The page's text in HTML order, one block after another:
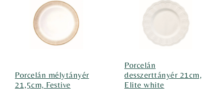
Porcelán mélytányér
21,5cm, Festive
Porcelán
desszerttányér 21cm,
Elite white